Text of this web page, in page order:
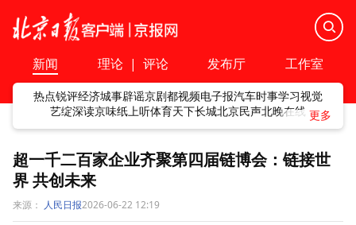
新闻 理论 | 评论 发布厅 工作室
热点锐评经济城事辟谣京剧都视频电子报汽车时事学习视觉
艺绽深读京味纸上听体育天下长城北京民声北晚在线
超一千二百家企业齐聚第四届链博会：链接世
界 共创未来
来源： 人民日报2026-06-22 12:19